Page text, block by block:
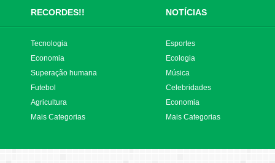
RECORDES!! NOTÍCIAS
Tecnologia
Economia
Superação humana
Futebol
Agricultura
Mais Categorias
Esportes
Ecologia
Música
Celebridades
Economia
Mais Categorias